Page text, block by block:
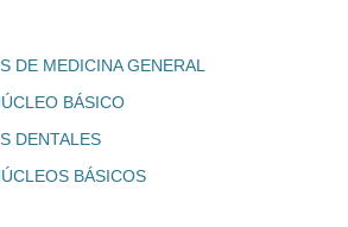
DE MEDICINA GENERAL
BÁSICO
DENTALES
BÁSICOS